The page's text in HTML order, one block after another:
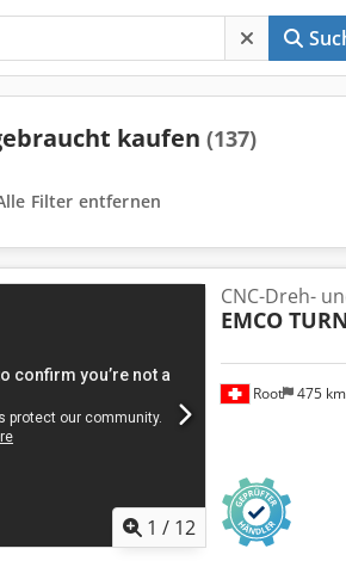
kaufen (137)
Filter entfernen
1 / 12
Root 475 km
CNC-Dreh-
EMCO TURN